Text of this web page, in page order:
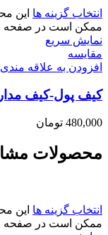
انتخاب گزینه ها این
ممکن است در صفحه
نمایش سریع
مقايسه
افزودن به علاقه مندی
کیف پول-کیف مدارک
480,000 تومان
محصولات
انتخاب گزینه ها این
ممکن است در صفحه